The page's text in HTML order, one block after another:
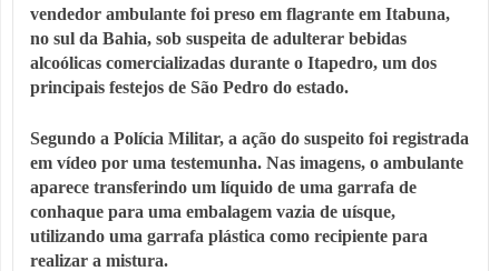
vendedor ambulante foi preso em flagrante em Itabuna,
no sul da Bahia, sob suspeita de adulterar bebidas
alcoólicas comercializadas durante o Itapedro, um dos
principais festejos de São Pedro do estado.
Segundo a Polícia Militar, a ação do suspeito foi registrada
em vídeo por uma testemunha. Nas imagens, o ambulante
aparece transferindo um líquido de uma garrafa de
conhaque para uma embalagem vazia de uísque,
utilizando uma garrafa plástica como recipiente para
realizar a mistura.